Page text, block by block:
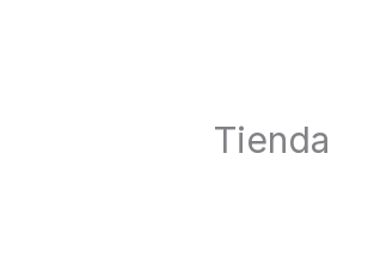
Tienda